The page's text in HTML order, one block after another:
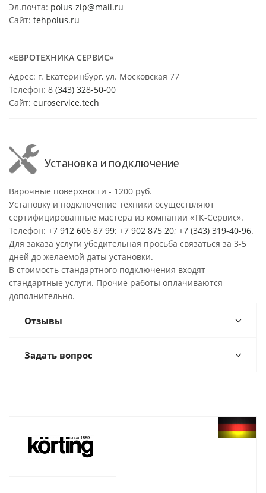
Эл.почта: polus-zip@mail.ru
Сайт: tehpolus.ru
«ЕВРОТЕХНИКА СЕРВИС»
Адрес: г. Екатеринбург, ул. Московская 77
Телефон: 8 (343) 328-50-00
Сайт: euroservice.tech
Установка и подключение
Варочные поверхности - 1200 руб.
Установку и подключение техники осуществляют
сертифицированные мастера из компании «ТК-Сервис».
Телефон: +7 912 606 87 99; +7 902 875 20; +7 (343) 319-40-96.
Для заказа услуги убедительная просьба связаться за 3-5
дней до желаемой даты установки.
В стоимость стандартного подключения входят
стандартные услуги. Прочие работы оплачиваются
дополнительно.
Отзывы
Задать вопрос